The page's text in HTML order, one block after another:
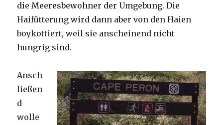
die Meeresbewohner der Umgebung. Die
Haifütterung wird dann aber von den Haien
boykottiert, weil sie anscheinend nicht
hungrig sind.
Ansch
ließen
d
wolle